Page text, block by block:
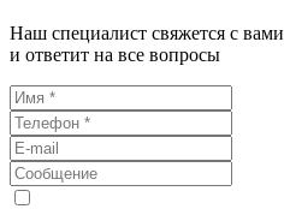
Наш специалист свяжется с вами
и ответит на все вопросы